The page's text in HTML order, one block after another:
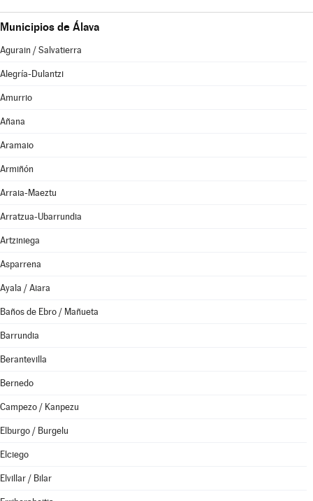
Municipios de Álava
Agurain / Salvatierra
Alegría-Dulantzi
Amurrio
Añana
Aramaio
Armiñón
Arraia-Maeztu
Arratzua-Ubarrundia
Artziniega
Asparrena
Ayala / Aiara
Baños de Ebro / Mañueta
Barrundia
Berantevilla
Bernedo
Campezo / Kanpezu
Elburgo / Burgelu
Elciego
Elvillar / Bilar